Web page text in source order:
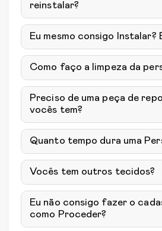
reinstalar?
Eu mesmo consigo Instalar?
Como faço a limpeza da
Preciso de uma peça de
vocês tem?
Quanto tempo dura uma
Vocês tem outros tecidos?
Eu não consigo fazer o
como Proceder?